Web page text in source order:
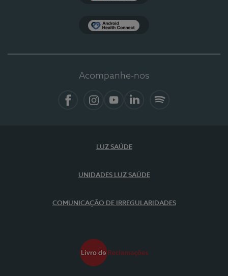
Acompanhe-nos
LUZ SAÚDE
UNIDADES LUZ SAÚDE
COMUNICAÇÃO DE IRREGULARIDADES